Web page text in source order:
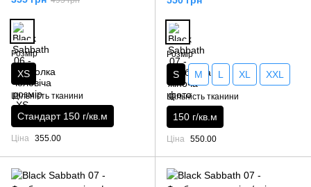
Розмір
XS
Щільність тканини
Стандарт 150 г/кв.м
Ціна 355.00
Розмір
S M L XL XXL
Щільність тканини
150 г/кв.м
Ціна 550.00